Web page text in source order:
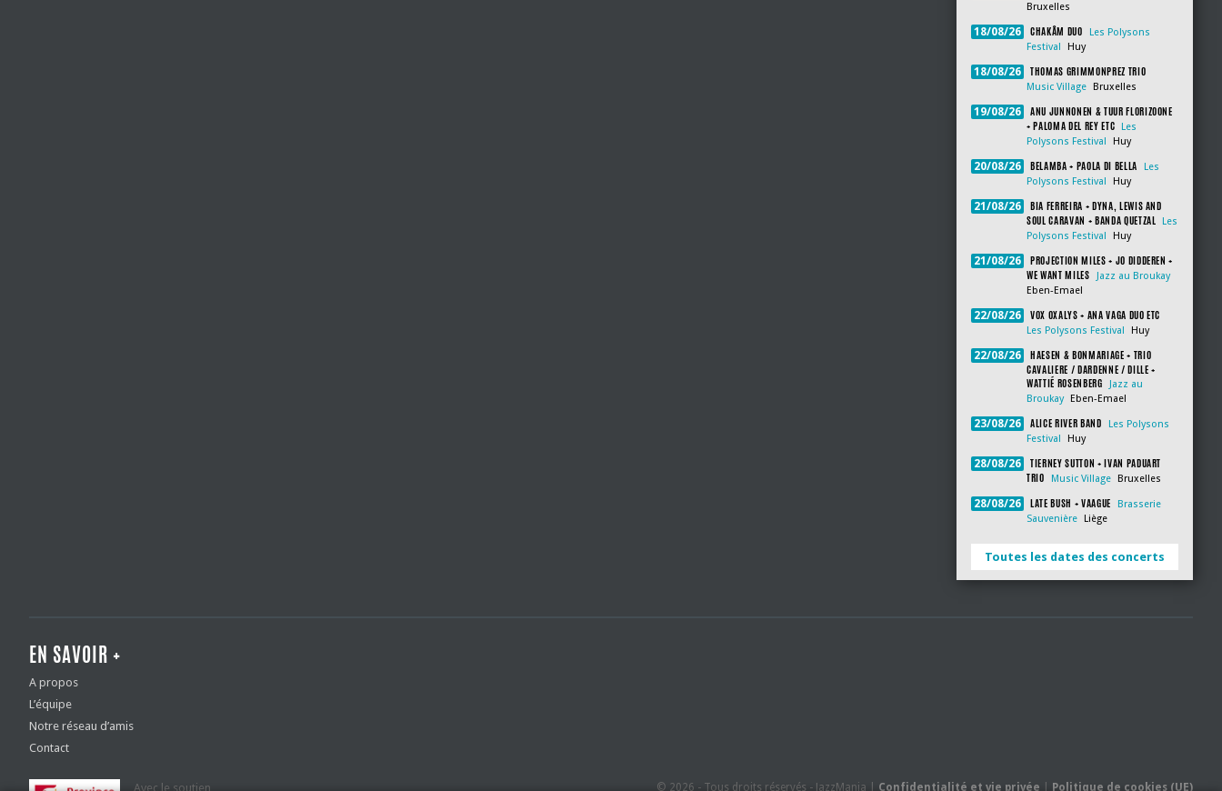
Bruxelles
18/08/26 CHAKÂM DUO
Les Polysons
Festival
Huy
18/08/26 THOMAS GRIMMONPREZ TRIO
Music Village Bruxelles
19/08/26
ANU JUNNONEN & TUUR FLORIZOONE
+ PALOMA DEL REY ETC
Les
Polysons Festival
Huy
20/08/26 BELAMBA + PAOLA DI BELLA
Les
Polysons Festival
Huy
21/08/26
BIA FERREIRA + DYNA, LEWIS AND
SOUL CARAVAN + BANDA QUETZAL
Les
Polysons Festival
Huy
21/08/26
PROJECTION MILES + JO DIDDEREN +
WE WANT MILES
Jazz au Broukay
Eben-Emael
22/08/26 VOX OXALYS + ANA VAGA DUO ETC
Les Polysons Festival Huy
22/08/26
HAESEN & BONMARIAGE + TRIO
CAVALIERE / DARDENNE / DILLE +
WATTIÉ ROSENBERG
Jazz au
Broukay
Eben-Emael
23/08/26 ALICE RIVER BAND
Les Polysons
Festival
Huy
28/08/26
TIERNEY SUTTON + IVAN PADUART
TRIO
Music Village Bruxelles
28/08/26 LATE BUSH + VAAGUE
Brasserie
Sauvenière
Liège
Toutes les dates des concerts
EN SAVOIR +
A propos
L’équipe
Notre réseau d’amis
Contact
Avec le soutien © 2026 - Tous droits réservés - JazzMania | Confidentialité et vie privée Politique de cookies (UE)